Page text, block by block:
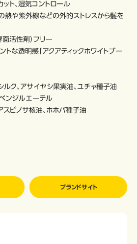
ブランドサイト
ト、湿気コントロール
熱や紫外線などの外的ストレスから髪を
活性剤）フリー
な透明感「アクアティックホワイトブー
ルク、アサイヤシ果実油、ユチャ種子油
ンジルエーテル
スピノサ核油、ホホバ種子油